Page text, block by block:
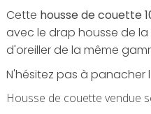
Cette housse de couette
avec le drap housse de
d'oreiller de la même
N'hésitez pas à panacher
Housse de couette vendue